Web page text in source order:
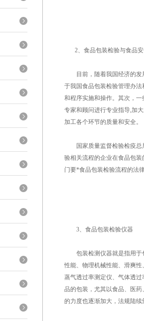
2、食品包装检验与食品安
目前，随着我国经济的发
于我国食品包装检验管理办
和程序实施和操作。其次，
专家和顾问进行专业指导,加
加工各个环节的质量和安全。
国家质量监督检验检疫总
验相关流程的企业在食品包
门要*食品包装检验流程的法
3、食品包装检验仪器
包装检测仪器就是指用于
性能、物理机械性能、滑爽
蒸气透过率测定仪、气体透
品的包装，尤其以食品、医
的力度也逐渐加大，法规陆